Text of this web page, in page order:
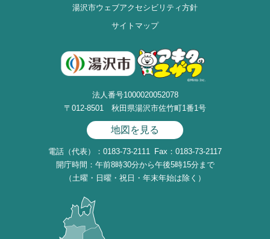
湯沢市ウェブアクセシビリティ方針
サイトマップ
法人番号1000020052078
〒012-8501 秋田県湯沢市佐竹町1番1号
地図を見る
電話（代表）：0183-73-2111 Fax：0183-73-2117
開庁時間：午前8時30分から午後5時15分まで
（土曜・日曜・祝日・年末年始は除く）